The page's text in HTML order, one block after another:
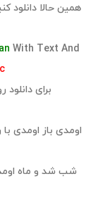
همین حالا دانلود
With Text And
برای
اومدی باز اومدی
شب شد و ماه